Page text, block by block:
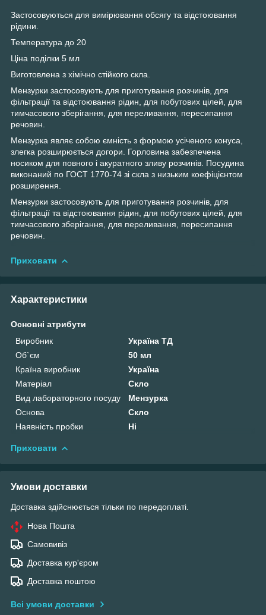
Застосовуються для вимірювання обсягу та відстоювання
рідини.
Температура до 20
Ціна поділки 5 мл
Виготовлена з хімічно стійкого скла.
Мензурки застосовують для приготування розчинів, для
фільтрації та відстоювання рідин, для побутових цілей, для
тимчасового зберігання, для переливання, пересипання
речовин.
Мензурка являє собою ємність з формою усіченого конуса,
злегка розширюється догори. Горловина забезпечена
носиком для повного і акуратного зливу розчинів. Посудина
виконаний по ГОСТ 1770-74 зі скла з низьким коефіцієнтом
розширення.
Мензурки застосовують для приготування розчинів, для
фільтрації та відстоювання рідин, для побутових цілей, для
тимчасового зберігання, для переливання, пересипання
речовин.
Приховати
Характеристики
Основні атрибути
Виробник
Україна ТД
Об`єм
50 мл
Країна виробник
Україна
Матеріал
Скло
Вид лабораторного посуду
Мензурка
Основа
Скло
Наявність пробки
Ні
Приховати
Умови доставки
Доставка здійснюється тільки по передоплаті.
Нова Пошта
Самовивіз
Доставка кур'єром
Доставка поштою
Всі умови доставки